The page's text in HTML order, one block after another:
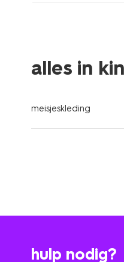
alles in
meisjeskleding
hulp nodig?